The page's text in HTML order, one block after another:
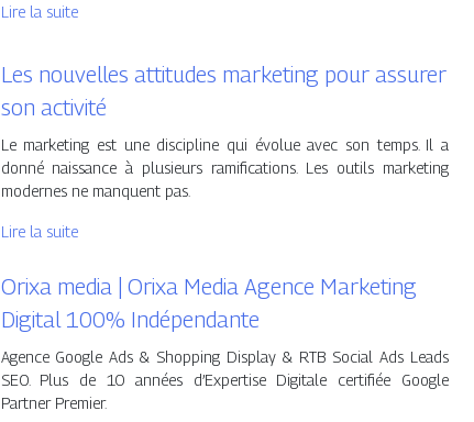
Lire la suite
Les nouvelles attitudes marketing pour assurer
son activité
Le marketing est une discipline qui évolue avec son temps. Il a
donné naissance à plusieurs ramifications. Les outils marketing
modernes ne manquent pas.
Lire la suite
Orixa media | Orixa Media Agence Marketing
Digital 100% Indépen­dan­te
Agence Google Ads & Shopping Display & RTB Social Ads Leads
SEO. Plus de 10 années d’Expertise Digitale certifiée Google
Partner Premier.